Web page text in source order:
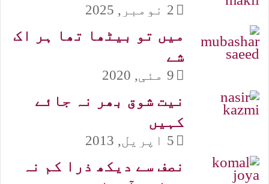
2 نومبر, 2025
میں تو بیٹھا تھا ہر اک
شے
9 مئی, 2020
نیت شوق بھر نہ جائے
کہیں
5 اپریل, 2013
نصف سے دیکھ ذرا کم نہ